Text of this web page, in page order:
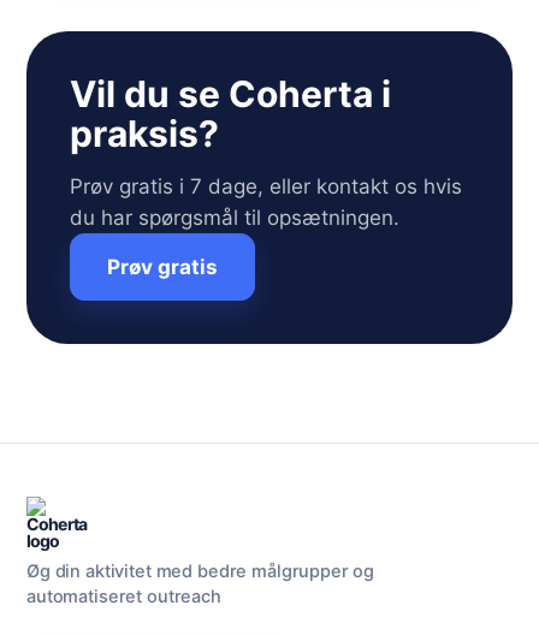
Vil du se Coherta i
praksis?
Prøv gratis i 7 dage, eller kontakt os hvis
du har spørgsmål til opsætningen.
Prøv gratis
Øg din aktivitet med bedre målgrupper og
automatiseret outreach